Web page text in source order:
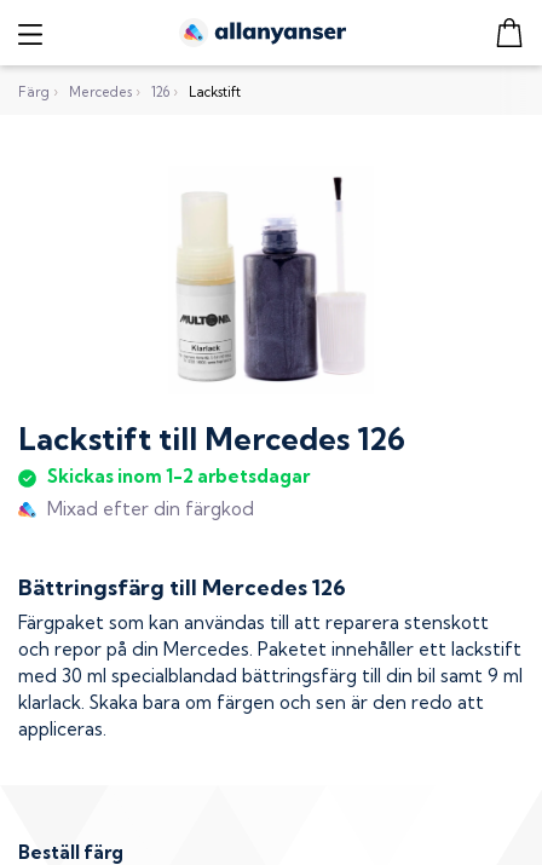
Färg › Mercedes › 126 › Lackstift
Lackstift till Mercedes 126
Skickas inom 1-2 arbetsdagar
Mixad efter din färgkod
Bättringsfärg till Mercedes 126
Färgpaket som kan användas till att reparera stenskott
och repor på din Mercedes. Paketet innehåller ett lackstift
med 30 ml specialblandad bättringsfärg till din bil samt 9 ml
klarlack. Skaka bara om färgen och sen är den redo att
appliceras.
Beställ färg